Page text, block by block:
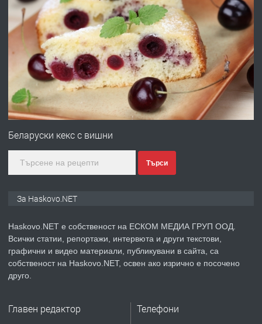
преди 5 дни
ПРЕДЛАГА Давам гараж под наем
преди 5 дни
ПРЕДЛАГА
№4120 Магазин/Офис под наем в кв.
градската градина!
преди 6 дни
ПРЕДЛАГА
Продавам парцел в гр. Хасково кв.
Беларуски кекс с вишни
Търси
За Haskovo.NET
Haskovo.NET е собственост на ЕСКОМ МЕДИА ГРУП ООД.
Всички статии, репортажи, интервюта и други текстови,
графични и видео материали, публикувани в сайта, са
собственост на Haskovo.NET, освен ако изрично е посочено
друго.
Главен редактор Телефони